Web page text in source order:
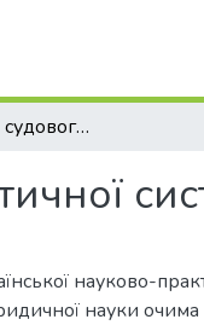
Окремі питання судового захисту кліматичної системи
науково-
науки